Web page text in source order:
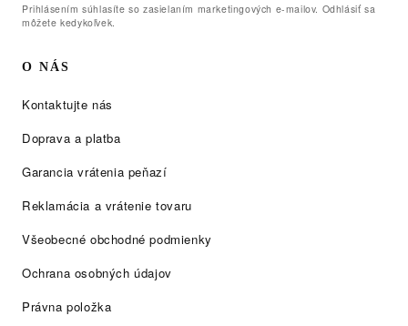
Prihlásením súhlasíte so zasielaním marketingových e-mailov. Odhlásiť sa
môžete kedykoľvek.
O NÁS
Kontaktujte nás
Doprava a platba
Garancia vrátenia peňazí
Reklamácia a vrátenie tovaru
Všeobecné obchodné podmienky
Ochrana osobných údajov
Právna položka